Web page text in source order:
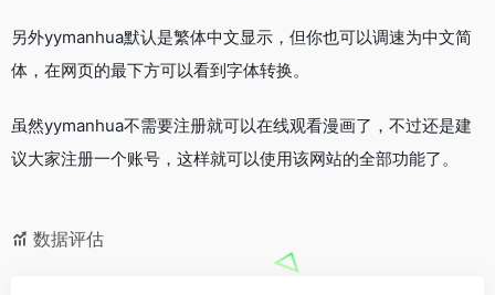
另外yymanhua默认是繁体中文显示，但你也可以调速为中文简
体，在网页的最下方可以看到字体转换。
虽然yymanhua不需要注册就可以在线观看漫画了，不过还是建
议大家注册一个账号，这样就可以使用该网站的全部功能了。
数据评估